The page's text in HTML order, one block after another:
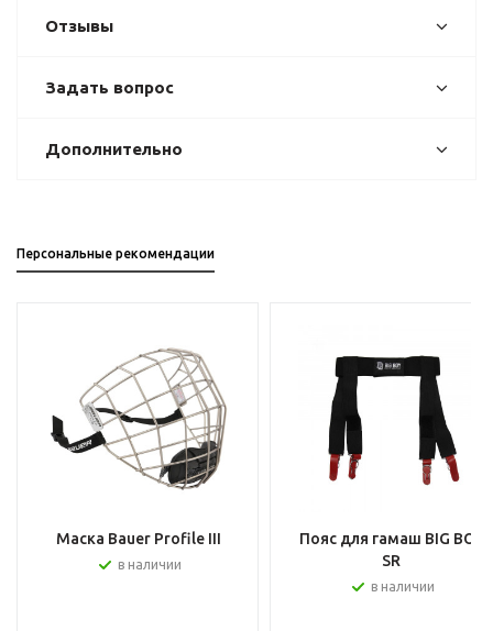
Отзывы
Задать вопрос
Дополнительно
Персональные рекомендации
Маска Bauer Profile III
в наличии
Пояс для гамаш BIG BOY
SR
в наличии